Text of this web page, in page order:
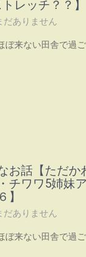
レッチ？？】
だありません
ぼ来ない田舎で過
お話【ただか
チワワ5姉妹
だありません
ぼ来ない田舎で過